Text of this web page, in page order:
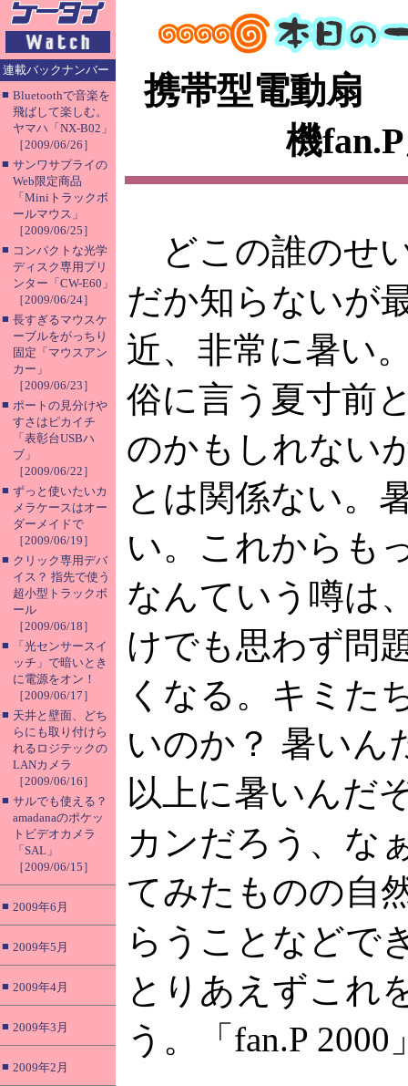
連載バックナンバー
■ Bluetoothで音楽を
飛ばして楽しむ。
ヤマハ「NX-B02」
［2009/06/26］
■ サンワサプライの
Web限定商品
「Miniトラックボ
ールマウス」
［2009/06/25］
■ コンパクトな光学
ディスク専用プリ
ンター「CW-E60」
［2009/06/24］
■ 長すぎるマウスケ
ーブルをがっちり
固定「マウスアン
カー」
［2009/06/23］
■ ポートの見分けや
すさはピカイチ
「表彰台USBハ
ブ」
［2009/06/22］
■ ずっと使いたいカ
メラケースはオー
ダーメイドで
［2009/06/19］
■ クリック専用デバ
イス？ 指先で使う
超小型トラックボ
ール
［2009/06/18］
■
「光センサースイ
ッチ」で暗いとき
に電源をオン！
［2009/06/17］
■ 天井と壁面、どち
らにも取り付けら
れるロジテックの
LANカメラ
［2009/06/16］
■ サルでも使える？
amadanaのポケッ
トビデオカメラ
「SAL」
［2009/06/15］
■ 2009年6月
■ 2009年5月
■ 2009年4月
■ 2009年3月
■ 2009年2月
携帯型電動扇
機
どこの誰のせ
だか知らないが
近、非常に暑い
俗に言う夏寸前
のかもしれない
とは関係ない。
い。これからも
なんていう噂は
けでも思わず問
くなる。キミた
いのか？ 暑いん
以上に暑いんだ
カンだろう、な
てみたものの自
らうことなどで
とりあえずこれ
う。「fan.P 2000